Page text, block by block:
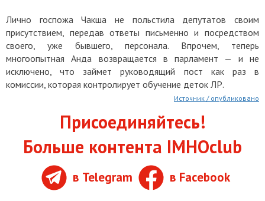
Лично госпожа Чакша не польстила депутатов своим
присутствием, передав ответы письменно и посредством
своего, уже бывшего, персонала. Впрочем, теперь
многоопытная Анда возвращается в парламент — и не
исключено, что займет руководящий пост как раз в
комиссии, которая контролирует обучение деток ЛР.
Источник / опубликовано
Присоединяйтесь!
Больше контента IMHOclub
в Telegram в Facebook